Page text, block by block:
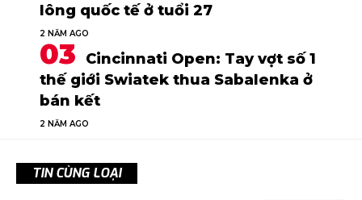
lông quốc tế ở tuổi 27
2 NĂM AGO
Cincinnati Open: Tay vợt số 1
thế giới Swiatek thua Sabalenka ở
bán kết
2 NĂM AGO
TIN CÙNG LOẠI